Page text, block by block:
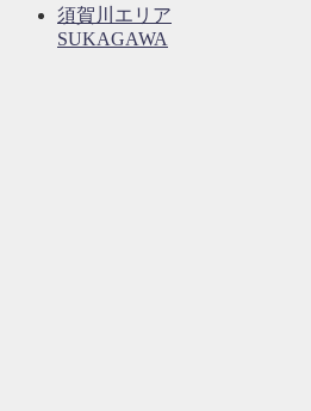
須賀川エリア
SUKAGAWA